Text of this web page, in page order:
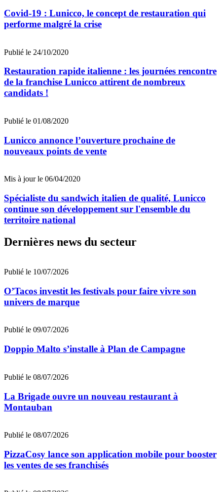
Covid-19 : Lunicco, le concept de restauration qui
performe malgré la crise
Publié le 24/10/2020
Restauration rapide italienne : les journées rencontre
de la franchise Lunicco attirent de nombreux
candidats !
Publié le 01/08/2020
Lunicco annonce l’ouverture prochaine de
nouveaux points de vente
Mis à jour le 06/04/2020
Spécialiste du sandwich italien de qualité, Lunicco
continue son développement sur l'ensemble du
territoire national
Dernières news du secteur
Publié le 10/07/2026
O’Tacos investit les festivals pour faire vivre son
univers de marque
Publié le 09/07/2026
Doppio Malto s’installe à Plan de Campagne
Publié le 08/07/2026
La Brigade ouvre un nouveau restaurant à
Montauban
Publié le 08/07/2026
PizzaCosy lance son application mobile pour booster
les ventes de ses franchisés